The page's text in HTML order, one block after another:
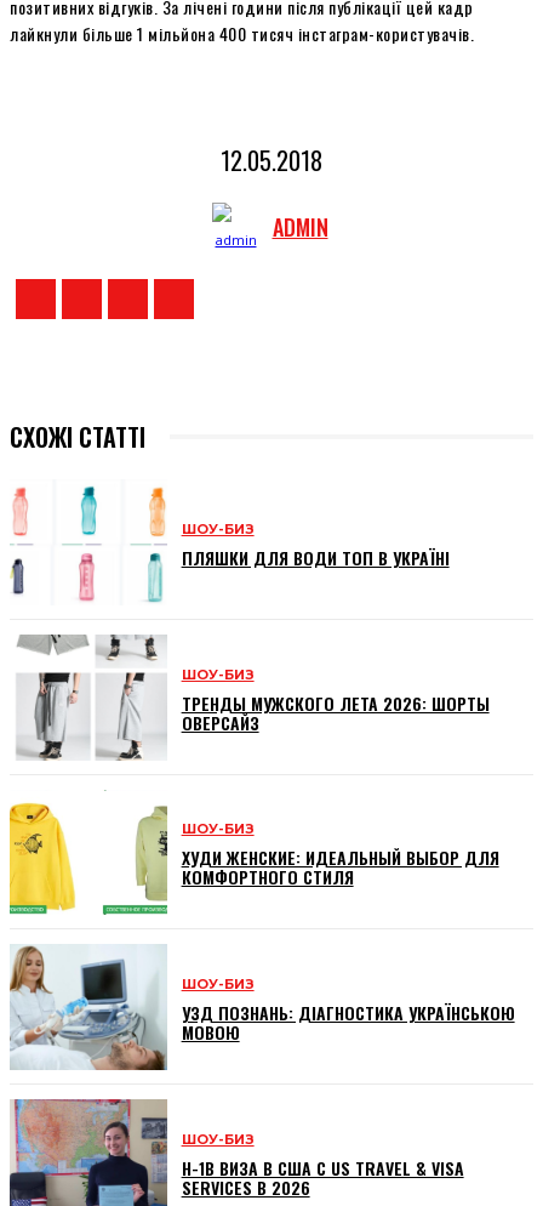
позитивних відгуків. За лічені години після публікації цей кадр
лайкнули більше 1 мільйона 400 тисяч інстаграм-користувачів.
12.05.2018
ADMIN
СХОЖІ СТАТТІ
ШОУ-БИЗ
ПЛЯШКИ ДЛЯ ВОДИ ТОП В УКРАЇНІ
ШОУ-БИЗ
ТРЕНДЫ МУЖСКОГО ЛЕТА 2026: ШОРТЫ
ОВЕРСАЙЗ
ШОУ-БИЗ
ХУДИ ЖЕНСКИЕ: ИДЕАЛЬНЫЙ ВЫБОР ДЛЯ
КОМФОРТНОГО СТИЛЯ
ШОУ-БИЗ
УЗД ПОЗНАНЬ: ДІАГНОСТИКА УКРАЇНСЬКОЮ
МОВОЮ
ШОУ-БИЗ
H-1B ВИЗА В США С US TRAVEL & VISA
SERVICES В 2026